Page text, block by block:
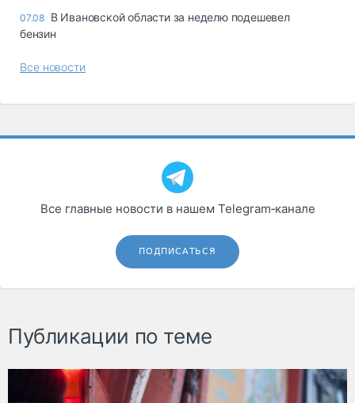
07.08 В Ивановской области за неделю подешевел
бензин
Все новости
Все главные новости в нашем Telegram‑канале
ПОДПИСАТЬСЯ
Публикации по теме